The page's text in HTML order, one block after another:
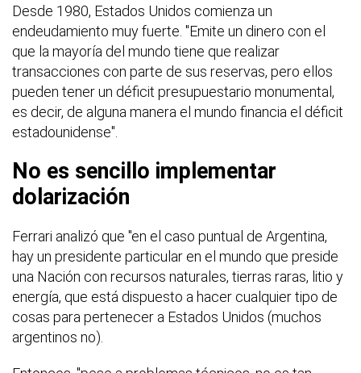
Desde 1980, Estados Unidos comienza un
endeudamiento muy fuerte. "Emite un dinero con el
que la mayoría del mundo tiene que realizar
transacciones con parte de sus reservas, pero ellos
pueden tener un déficit presupuestario monumental,
es decir, de alguna manera el mundo financia el déficit
estadounidense".
No es sencillo implementar
dolarización
Ferrari analizó que "en el caso puntual de Argentina,
hay un presidente particular en el mundo que preside
una Nación con recursos naturales, tierras raras, litio y
energía, que está dispuesto a hacer cualquier tipo de
cosas para pertenecer a Estados Unidos (muchos
argentinos no).